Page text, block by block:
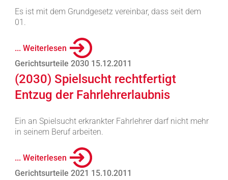
Es ist mit dem Grundgesetz vereinbar, dass seit dem
01.
... Weiterlesen
Gerichtsurteile 2030 15.12.2011
(2030) Spielsucht rechtfertigt
Entzug der Fahrlehrerlaubnis
Ein an Spielsucht erkrankter Fahrlehrer darf nicht mehr
in seinem Beruf arbeiten.
... Weiterlesen
Gerichtsurteile 2021 15.10.2011